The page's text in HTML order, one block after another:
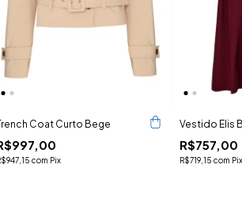
Coat Curto Bege
com Pix
Vestido Elis
R$757,00
R$719,15 com Pix